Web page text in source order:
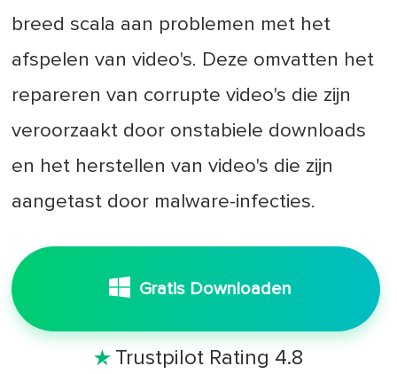
breed scala aan problemen met het
afspelen van video's. Deze omvatten het
repareren van corrupte video's die zijn
veroorzaakt door onstabiele downloads
en het herstellen van video's die zijn
aangetast door malware-infecties.
Gratis Downloaden
 Trustpilot Rating 4.8